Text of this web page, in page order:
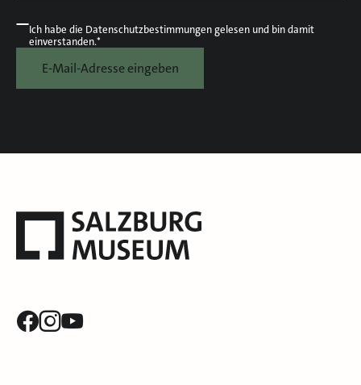
Ich habe die Datenschutzbestimmungengelesen und bin damit
einverstanden.*
E-Mail-Adresse eingeben